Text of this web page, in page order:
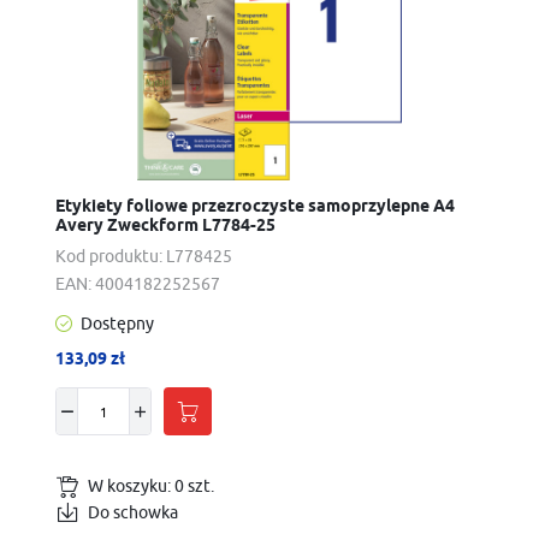
Kod produktu: L778425
Etykiety foliowe przezroczyste samoprzylepne A4
Avery Zweckform L7784-25
EAN:4004182252567
Dostępny
133,09 zł
W koszyku:0szt.
Do schowka